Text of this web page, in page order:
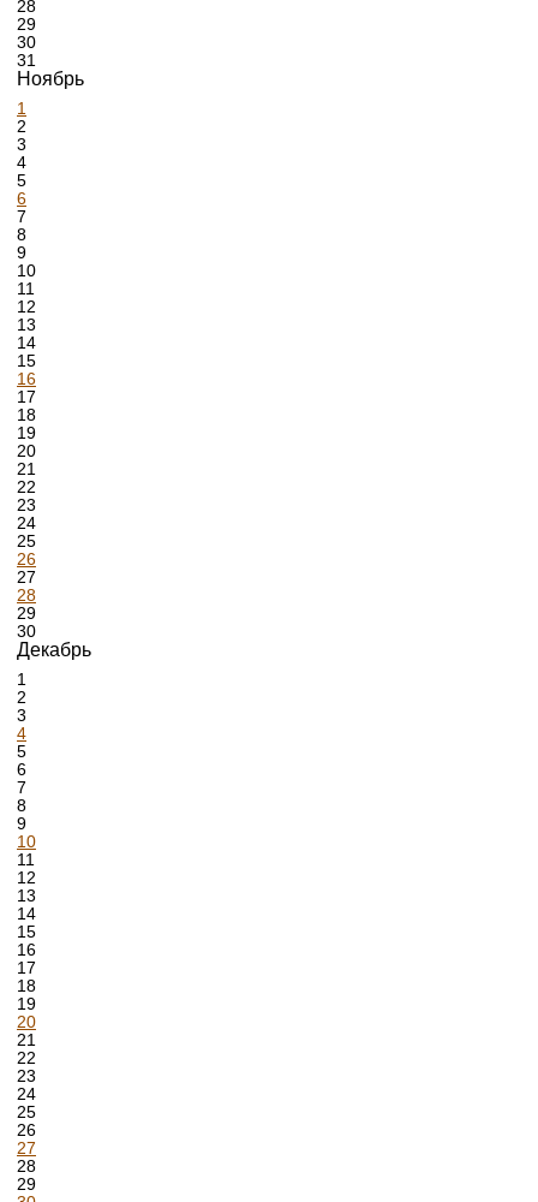
28
29
30
31
Ноябрь
1
2
3
4
5
6
7
8
9
10
11
12
13
14
15
16
17
18
19
20
21
22
23
24
25
26
27
28
29
30
Декабрь
1
2
3
4
5
6
7
8
9
10
11
12
13
14
15
16
17
18
19
20
21
22
23
24
25
26
27
28
29